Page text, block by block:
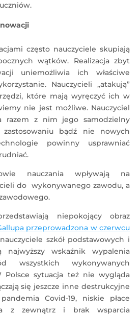
często nauczyciele skupiają
wątków. Realizacja zbyt
uniemożliwia ich właściwe
Nauczycieli „atakują”
które mają wyręczyć ich w
nie jest możliwe. Nauczyciel
razem z nim jego samodzielny
bądź nie nowych
powinny usprawniać
nauczania wpływają na
do wykonywanego zawodu, a
niepokojący obraz
przeprowadzona w czerwcu
szkół podstawowych i
najwyższy wskaźnik wypalenia
wszystkich wykonywanych
Polsce sytuacja też nie wygląda
się jeszcze inne destrukcyjne
Covid-19, niskie płace
z zewnątrz i brak wsparcia